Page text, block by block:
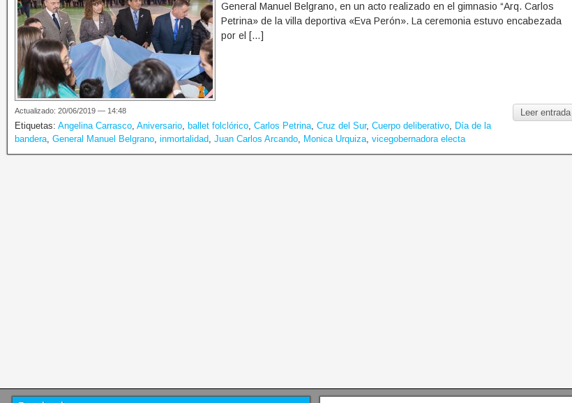
General Manuel Belgrano, en un acto realizado en el gimnasio “Arq. Carlos
Petrina» de la villa deportiva «Eva Perón». La ceremonia estuvo encabezada
por el […]
Leer entrada
Actualizado: 20/06/2019 — 14:48
Etiquetas: Angelina Carrasco, Aniversario, ballet folclórico, Carlos Petrina, Cruz del Sur, Cuerpo deliberativo, Día de la
bandera, General Manuel Belgrano, inmortalidad, Juan Carlos Arcando, Monica Urquiza, vicegobernadora electa